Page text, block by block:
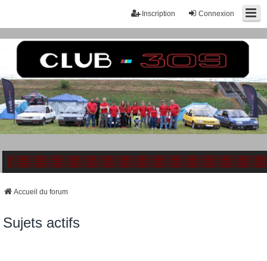
Connexion
Inscription
Accueil du forum
Sujets actifs